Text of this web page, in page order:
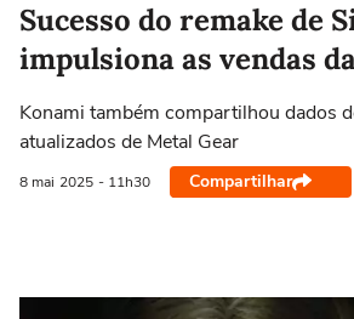
Sucesso do remake de
impulsiona as vendas
Konami também compartilhou dados
atualizados de Metal Gear
8 mai 2025 - 11h30 Compartilhar